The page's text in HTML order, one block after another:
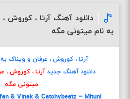
دانلود آهنگ آرتا ، کوروش
به نام میتونی مگه
آرتا ، کوروش ، عرفان و ویناک
دانلود آهنگ جدید آرتا ، کوروش ،
میتونی مگه
& Vinak & Catchybeatz – Mituni